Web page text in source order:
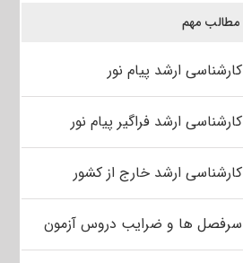
مطالب مهم
کارشناسی ارشد پیام نور
کارشناسی ارشد فراگیر پیام نور
کارشناسی ارشد خارج از کشور
سرفصل ها و ضرایب دروس آزمون